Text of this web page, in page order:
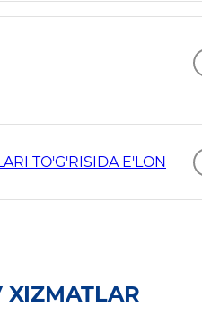
TO'G'RISIDA E'LON
XIZMATLAR